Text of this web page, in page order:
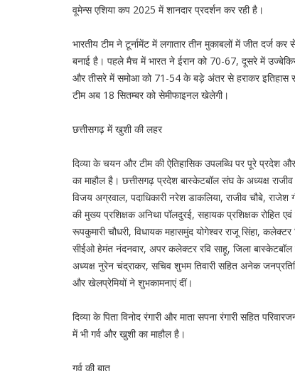
वूमेन्स एशिया कप 2025 में शानदार प्रदर्शन कर रही है।
भारतीय टीम ने टूर्नामेंट में लगातार तीन मुकाबलों में जीत दर्ज
बनाई है। पहले मैच में भारत ने ईरान को 70-67, दूसरे में
और तीसरे में समोआ को 71-54 के बड़े अंतर से हराकर इतिहास
टीम अब 18 सितम्बर को सेमीफाइनल खेलेगी।
छत्तीसगढ़ में खुशी की लहर
दिव्या के चयन और टीम की ऐतिहासिक उपलब्धि पर पूरे प्रदेश
का माहौल है। छत्तीसगढ़ प्रदेश बास्केटबॉल संघ के अध्यक्ष
विजय अग्रवाल, पदाधिकारी नरेश डाकलिया, राजीव चौबे, राजेश
की मुख्य प्रशिक्षक अनिथा पॉलदुरई, सहायक प्रशिक्षक रोहित
रूपकुमारी चौधरी, विधायक महासमुंद योगेश्वर राजू सिंहा,
सीईओ हेमंत नंदनवार, अपर कलेक्टर रवि साहू, जिला
अध्यक्ष नुरेन चंद्राकर, सचिव शुभम तिवारी सहित अनेक
और खेलप्रेमियों ने शुभकामनाएं दीं।
दिव्या के पिता विनोद रंगारी और माता सपना रंगारी सहित
में भी गर्व और खुशी का माहौल है।
गर्व की बात